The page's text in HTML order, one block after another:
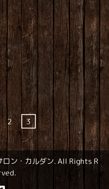
2 3
ン・カルダン. All Rights R